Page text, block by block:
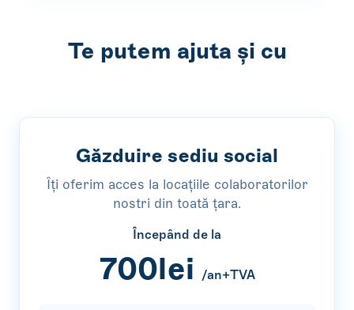
Te putem ajuta și cu
Găzduire sediu social
Îți oferim acces la locațiile colaboratorilor
nostri din toată țara.
Începând de la
700lei /an+TVA